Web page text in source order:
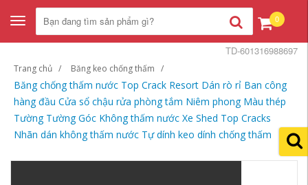
Toggle
navigation
0
Trang chủ Băng keo chống thấm
Băng chống thấm nước Top Crack Resort Dán rò rỉ Ban công
hàng đầu Cửa sổ chậu rửa phòng tắm Niêm phong Màu thép
Tường Tường Góc Không thấm nước Xe Shed Top Cracks
Nhãn dán không thấm nước Tự dính keo dính chống thấm
TD-601316988697